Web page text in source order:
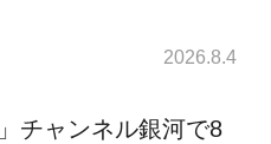
2026.8.4
チャンネル銀河で8